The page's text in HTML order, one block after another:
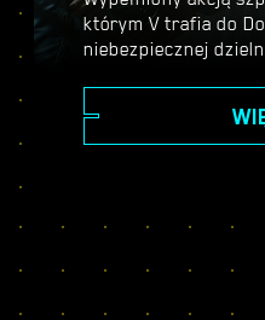
którym V trafia do
niebezpiecznej
kręgów władzy.
szpiegów w
fabułę i ciesz się
tylko!